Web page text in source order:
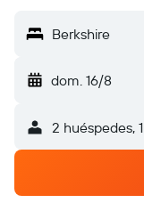
Berkshire
dom. 16/8
2 huéspedes, 1